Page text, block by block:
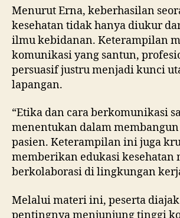
Menurut Erna, keberhasilan
kesehatan tidak hanya diukur
ilmu kebidanan. Keterampilan
komunikasi yang santun,
persuasif justru menjadi kunci
lapangan.
“Etika dan cara berkomunikasi
menentukan dalam
pasien. Keterampilan ini juga
memberikan edukasi kesehatan
berkolaborasi di lingkungan
Melalui materi ini, peserta
pentingnya menjunjung tinggi